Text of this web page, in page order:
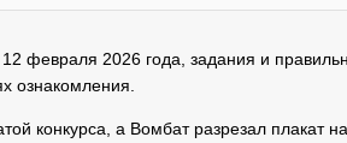
февраля 2026 года, задания и
ознакомления.
конкурса, а Вомбат разрезал плакат